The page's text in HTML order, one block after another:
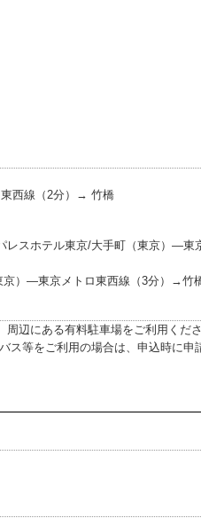
西線（2分）→ 竹橋
スホテル東京/大手町（東京）―東
）―東京メトロ東西線（3分）→竹
辺にある有料駐車場をご利用くださ
ス等をご利用の場合は、申込時に申